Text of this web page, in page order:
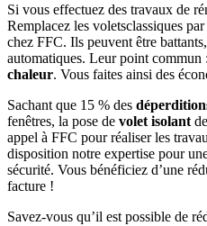
Si vous effectuez des travaux de
Remplacez les voletsclassiques par
chez FFC. Ils peuvent être
automatiques. Leur point commun
chaleur. Vous faites ainsi des
Sachant que 15 % des
fenêtres, la pose de volet isolant
appel à FFC pour réaliser les
disposition notre expertise pour
sécurité. Vous bénéficiez d’une
facture !
Savez-vous qu’il est possible de